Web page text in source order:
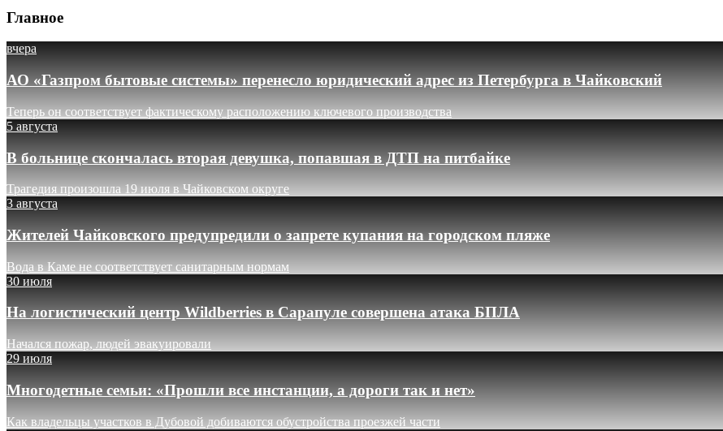
Главное
вчера
АО «Газпром бытовые системы» перенесло юридический адрес из Петербурга в Чайковский
Теперь он соответствует фактическому расположению ключевого производства
5 августа
В больнице скончалась вторая девушка, попавшая в ДТП на питбайке
Трагедия произошла 19 июля в Чайковском округе
3 августа
Жителей Чайковского предупредили о запрете купания на городском пляже
Вода в Каме не соответствует санитарным нормам
30 июля
На логистический центр Wildberries в Сарапуле совершена атака БПЛА
Начался пожар, людей эвакуировали
29 июля
Многодетные семьи: «Прошли все инстанции, а дороги так и нет»
Как владельцы участков в Дубовой добиваются обустройства проезжей части